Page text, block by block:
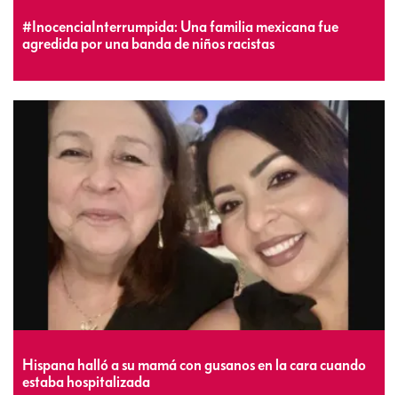
#InocenciaInterrumpida: Una familia mexicana fue
agredida por una banda de niños racistas
Hispana halló a su mamá con gusanos en la cara cuando
estaba hospitalizada